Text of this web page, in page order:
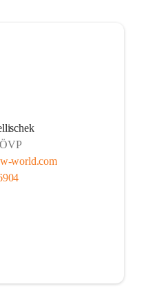
world.com